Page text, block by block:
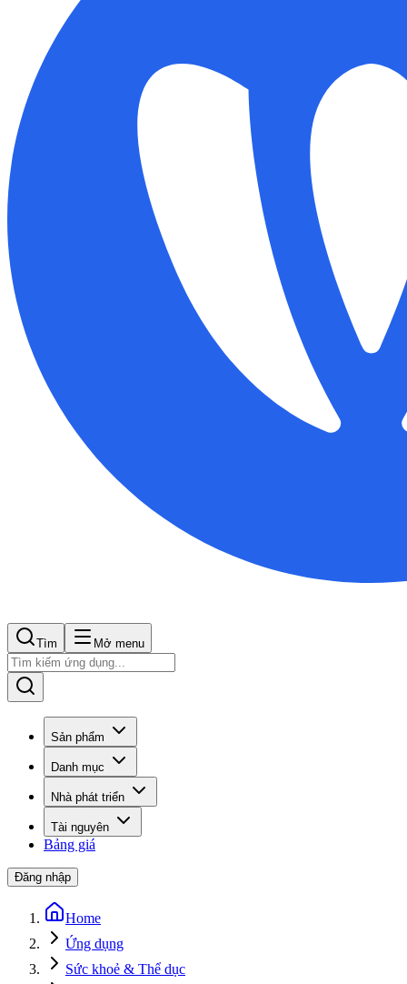
Tìm Mở menu
Sản phẩm
Danh mục
Nhà phát triển
Tài nguyên
Bảng giá
Đăng nhập
Home
Ứng dụng
Sức khoẻ & Thể dục